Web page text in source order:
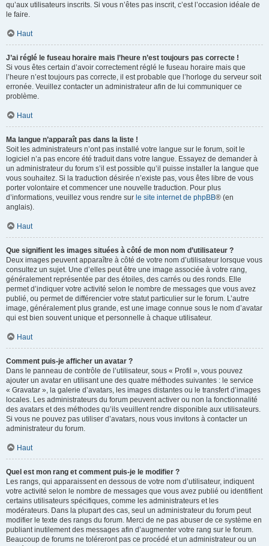
qu’aux utilisateurs inscrits. Si vous n’êtes pas inscrit, c’est l’occasion idéale de
le faire.
Haut
J’ai réglé le fuseau horaire mais l’heure n’est toujours pas correcte !
Si vous êtes certain d’avoir correctement réglé le fuseau horaire mais que
l’heure n’est toujours pas correcte, il est probable que l’horloge du serveur soit
erronée. Veuillez contacter un administrateur afin de lui communiquer ce
problème.
Haut
Ma langue n’apparaît pas dans la liste !
Soit les administrateurs n’ont pas installé votre langue sur le forum, soit le
logiciel n’a pas encore été traduit dans votre langue. Essayez de demander à
un administrateur du forum s’il est possible qu’il puisse installer la langue que
vous souhaitez. Si la traduction désirée n’existe pas, vous êtes libre de vous
porter volontaire et commencer une nouvelle traduction. Pour plus
d’informations, veuillez vous rendre sur le site internet de phpBB® (en
anglais).
Haut
Que signifient les images situées à côté de mon nom d’utilisateur ?
Deux images peuvent apparaître à côté de votre nom d’utilisateur lorsque vous
consultez un sujet. Une d’elles peut être une image associée à votre rang,
généralement représentée par des étoiles, des carrés ou des ronds. Elle
permet d’indiquer votre activité selon le nombre de messages que vous avez
publié, ou permet de différencier votre statut particulier sur le forum. L’autre
image, généralement plus grande, est une image connue sous le nom d’avatar
qui est bien souvent unique et personnelle à chaque utilisateur.
Haut
Comment puis-je afficher un avatar ?
Dans le panneau de contrôle de l’utilisateur, sous « Profil », vous pouvez
ajouter un avatar en utilisant une des quatre méthodes suivantes : le service
« Gravatar », la galerie d’avatars, les images distantes ou le transfert d’images
locales. Les administrateurs du forum peuvent activer ou non la fonctionnalité
des avatars et des méthodes qu’ils veuillent rendre disponible aux utilisateurs.
Si vous ne pouvez pas utiliser d’avatars, nous vous invitons à contacter un
administrateur du forum.
Haut
Quel est mon rang et comment puis-je le modifier ?
Les rangs, qui apparaissent en dessous de votre nom d’utilisateur, indiquent
votre activité selon le nombre de messages que vous avez publié ou identifient
certains utilisateurs spécifiques, comme les administrateurs et les
modérateurs. Dans la plupart des cas, seul un administrateur du forum peut
modifier le texte des rangs du forum. Merci de ne pas abuser de ce système en
publiant inutilement des messages afin d’augmenter votre rang sur le forum.
Beaucoup de forums ne toléreront pas ce procédé et un administrateur ou un